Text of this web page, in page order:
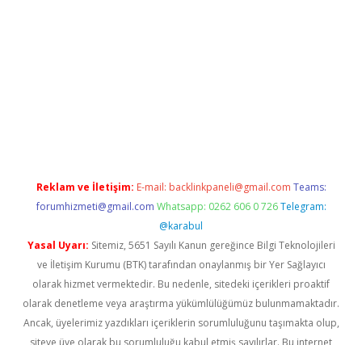
Reklam ve İletişim: E-mail: backlinkpaneli@gmail.com Teams:
forumhizmeti@gmail.com Whatsapp: 0262 606 0 726 Telegram:
@karabul
Yasal Uyarı: Sitemiz, 5651 Sayılı Kanun gereğince Bilgi Teknolojileri
ve İletişim Kurumu (BTK) tarafından onaylanmış bir Yer Sağlayıcı
olarak hizmet vermektedir. Bu nedenle, sitedeki içerikleri proaktif
olarak denetleme veya araştırma yükümlülüğümüz bulunmamaktadır.
Ancak, üyelerimiz yazdıkları içeriklerin sorumluluğunu taşımakta olup,
siteye üye olarak bu sorumluluğu kabul etmiş sayılırlar. Bu internet